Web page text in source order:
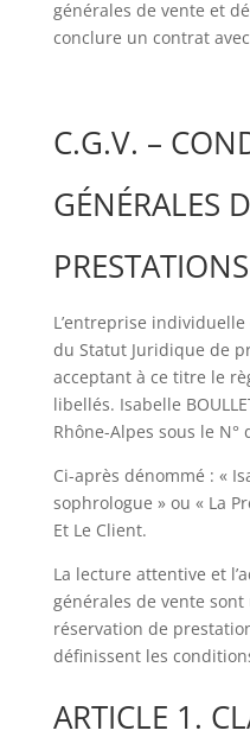
générales de vente et
conclure un contrat
C.G.V. –
GÉNÉRALES
L’entreprise individuelle
du Statut Juridique de
acceptant à ce titre le
libellés. Isabelle
Rhône-Alpes sous le N°
Ci-après dénommé : «
sophrologue » ou « La
Et Le Client.
La lecture attentive et
générales de vente
réservation de
définissent les
ARTICLE 1.